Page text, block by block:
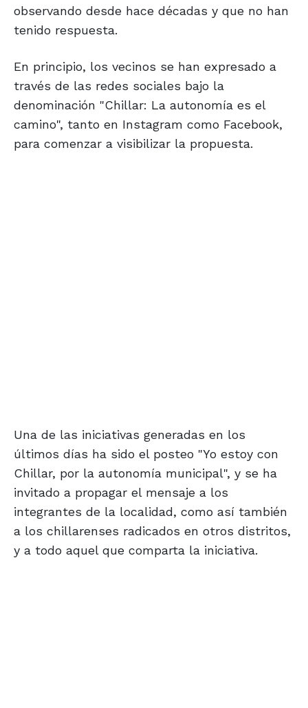
observando desde hace décadas y que no han
tenido respuesta.
En principio, los vecinos se han expresado a
través de las redes sociales bajo la
denominación "Chillar: La autonomía es el
camino", tanto en Instagram como Facebook,
para comenzar a visibilizar la propuesta.
Una de las iniciativas generadas en los
últimos días ha sido el posteo "Yo estoy con
Chillar, por la autonomía municipal", y se ha
invitado a propagar el mensaje a los
integrantes de la localidad, como así también
a los chillarenses radicados en otros distritos,
y a todo aquel que comparta la iniciativa.